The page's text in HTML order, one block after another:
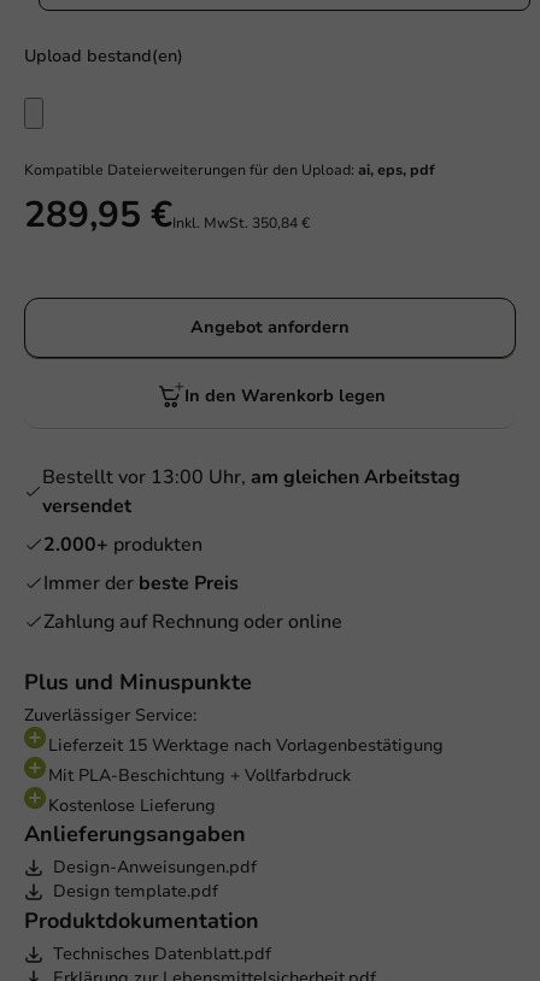
Plus und Minuspunkte
Zuverlässiger Service:
Lieferzeit 15 Werktage nach Vorlagenbestätigung
Mit PLA-Beschichtung + Vollfarbdruck
Kostenlose Lieferung
Anlieferungsangaben
Design-Anweisungen.pdf
Design template.pdf
Produktdokumentation
Technisches Datenblatt.pdf
Upload bestand(en)
Kompatible Dateierweiterungen für den Upload: ai, eps, pdf
289,95 €Inkl. MwSt. 350,84 €
Angebot anfordern
In den Warenkorb legen
Bestellt vor 13:00 Uhr, am gleichen Arbeitstag
versendet
2.000+ produkten
Immer der beste Preis
Zahlung auf Rechnung oder online